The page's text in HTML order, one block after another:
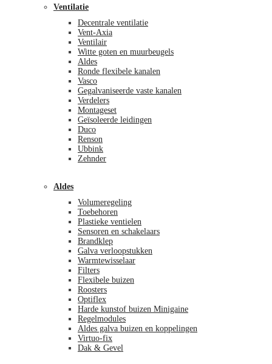
Ventilatie
Decentrale ventilatie
Vent-Axia
Ventilair
Witte goten en muurbeugels
Aldes
Ronde flexibele kanalen
Vasco
Gegalvaniseerde vaste kanalen
Verdelers
Montageset
Geïsoleerde leidingen
Duco
Renson
Ubbink
Zehnder
Aldes
Volumeregeling
Toebehoren
Plastieke ventielen
Sensoren en schakelaars
Brandklep
Galva verloopstukken
Warmtewisselaar
Filters
Flexibele buizen
Roosters
Optiflex
Harde kunstof buizen Minigaine
Regelmodules
Aldes galva buizen en koppelingen
Virtuo-fix
Dak & Gevel